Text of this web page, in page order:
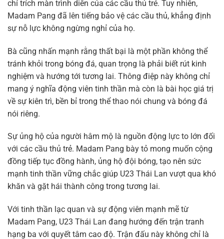
chỉ trích màn trình diễn của các cầu thủ trẻ. Tuy nhiên,
Madam Pang đã lên tiếng bảo vệ các cầu thủ, khẳng định
sự nỗ lực không ngừng nghỉ của họ.
Bà cũng nhấn mạnh rằng thất bại là một phần không thể
tránh khỏi trong bóng đá, quan trọng là phải biết rút kinh
nghiệm và hướng tới tương lai. Thông điệp này không chỉ
mang ý nghĩa động viên tinh thần mà còn là bài học giá trị
về sự kiên trì, bền bỉ trong thể thao nói chung và bóng đá
nói riêng.
Sự ủng hộ của người hâm mộ là nguồn động lực to lớn đối
với các cầu thủ trẻ. Madam Pang bày tỏ mong muốn cộng
đồng tiếp tục đồng hành, ủng hộ đội bóng, tạo nên sức
mạnh tinh thần vững chắc giúp U23 Thái Lan vượt qua khó
khăn và gặt hái thành công trong tương lai.
Với tinh thần lạc quan và sự động viên mạnh mẽ từ
Madam Pang, U23 Thái Lan đang hướng đến trận tranh
hạng ba với quyết tâm cao độ. Trận đấu này không chỉ là